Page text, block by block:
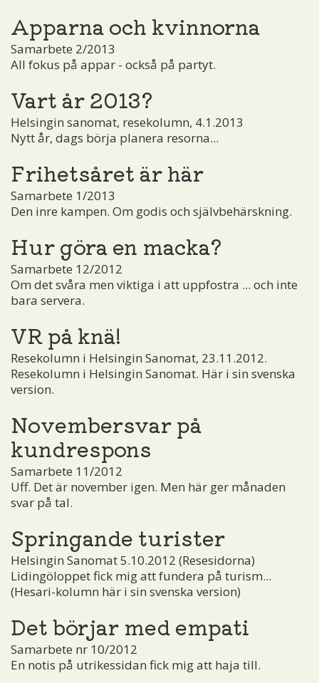
Apparna och kvinnorna
Samarbete 2/2013
All fokus på appar - också på partyt.
Vart år 2013?
Helsingin sanomat, resekolumn, 4.1.2013
Nytt år, dags börja planera resorna...
Frihetsåret är här
Samarbete 1/2013
Den inre kampen. Om godis och självbehärskning.
Hur göra en macka?
Samarbete 12/2012
Om det svåra men viktiga i att uppfostra ... och inte
bara servera.
VR på knä!
Resekolumn i Helsingin Sanomat, 23.11.2012.
Resekolumn i Helsingin Sanomat. Här i sin svenska
version.
Novembersvar på
kundrespons
Samarbete 11/2012
Uff. Det är november igen. Men här ger månaden
svar på tal.
Springande turister
Helsingin Sanomat 5.10.2012 (Resesidorna)
Lidingöloppet fick mig att fundera på turism...
(Hesari-kolumn här i sin svenska version)
Det börjar med empati
Samarbete nr 10/2012
En notis på utrikessidan fick mig att haja till.